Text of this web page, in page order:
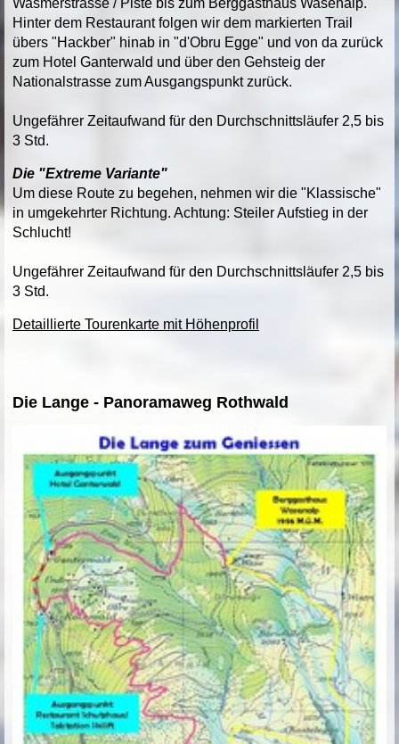
Hinter dem Restaurant folgen wir dem markierten Trail
übers "Hackber" hinab in "d'Obru Egge" und von da zurück
zum Hotel Ganterwald und über den Gehsteig der
Nationalstrasse zum Ausgangspunkt zurück.
Ungefährer Zeitaufwand für den Durchschnittsläufer 2,5 bis
3 Std.
Die "Extreme Variante"
Um diese Route zu begehen, nehmen wir die "Klassische"
in umgekehrter Richtung. Achtung: Steiler Aufstieg in der
Schlucht!
Ungefährer Zeitaufwand für den Durchschnittsläufer 2,5 bis
3 Std.
Detaillierte Tourenkarte mit Höhenprofil
Die Lange - Panoramaweg Rothwald